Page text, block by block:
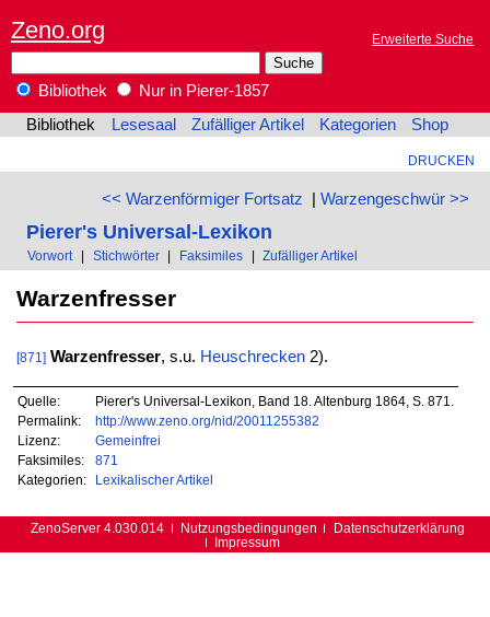
Zeno.org Erweiterte Suche
Bibliothek
Nur in Pierer-1857
Bibliothek
Lesesaal Zufälliger Artikel Kategorien Shop
DRUCKEN
<< Warzenförmiger Fortsatz | Warzengeschwür >>
Pierer's Universal-Lexikon
Vorwort | Stichwörter | Faksimiles | Zufälliger Artikel
Warzenfresser
[871] Warzenfresser, s.u. Heuschrecken2).
Quelle:
Pierer's Universal-Lexikon, Band 18. Altenburg 1864, S. 871.
Permalink:
http://www.zeno.org/nid/20011255382
Lizenz:
Gemeinfrei
Faksimiles:
871
Kategorien:
Lexikalischer Artikel
ZenoServer 4.030.014 Nutzungsbedingungen
Datenschutzerklärung
Impressum